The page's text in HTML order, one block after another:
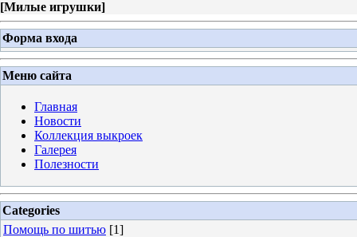
[Милые игрушки]
Форма входа
Меню сайта
Главная
Новости
Коллекция выкроек
Галерея
Полезности
Categories
Помощь по шитью [1]